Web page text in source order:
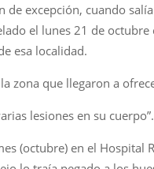
excepción, cuando
el lunes 21 de
esa localidad.
zona que llegaron a
lesiones en su cuerpo”.
(octubre) en el Hospital